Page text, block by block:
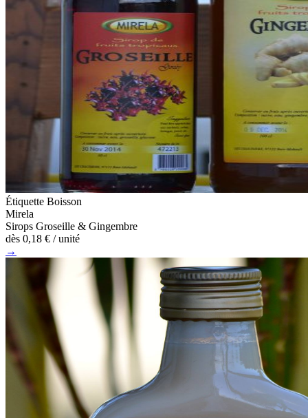
Étiquette Boisson
Mirela
Sirops Groseille & Gingembre
dès 0,18 € / unité
→